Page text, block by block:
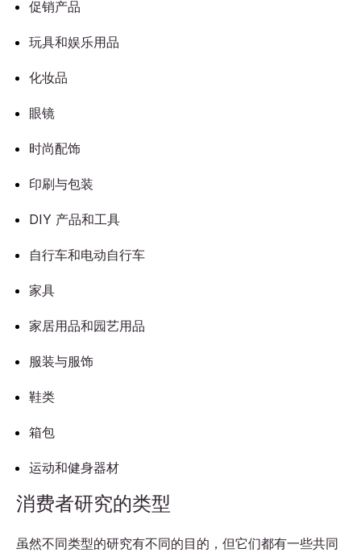
促销产品
玩具和娱乐用品
化妆品
眼镜
时尚配饰
印刷与包装
DIY 产品和工具
自行车和电动自行车
家具
家居用品和园艺用品
服装与服饰
鞋类
箱包
运动和健身器材
消费者研究的类型
虽然不同类型的研究有不同的目的，但它们都有一些共同